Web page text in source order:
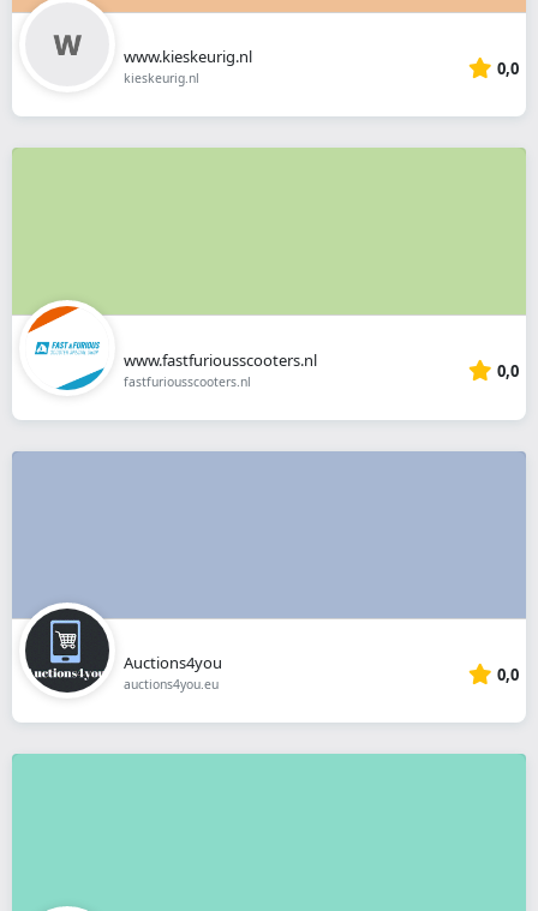
www.kieskeurig.nl
kieskeurig.nl 0,0
www.fastfuriousscooters.nl
fastfuriousscooters.nl 0,0
Auctions4you
auctions4you.eu 0,0